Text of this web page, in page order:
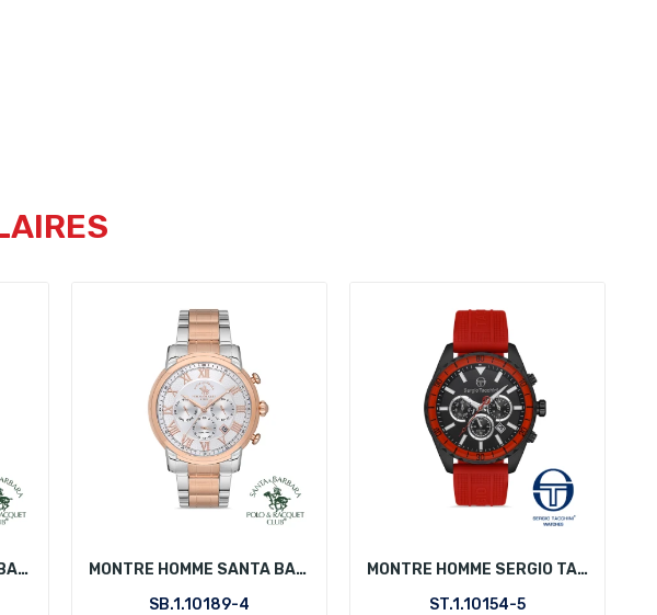
MONTRE HOMME SANTA BARBARA POLO SB.1.10194-2
MONTRE HOMME SANTA BARBARA POLO SB.1.10189-4
SB.1.10189-4
MONTRE HOMME SERGIO TACCHINI ST.1.10154-5
ST.1.10154-5